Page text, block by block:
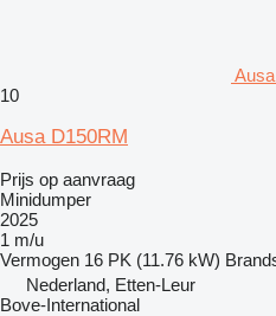
10
Ausa D150RM
Prijs op aanvraag
Minidumper
2025
1 m/u
Vermogen 16 PK (11.76 kW)
Nederland, Etten-Leur
Bove-International